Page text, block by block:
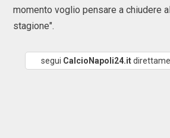
momento voglio pensare a chiudere
stagione".
segui CalcioNapoli24.it